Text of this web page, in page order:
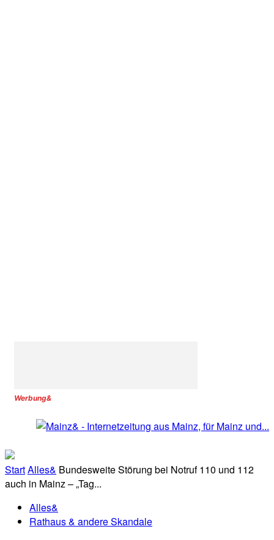
Werbung&
StartAlles& Bundesweite Störung bei Notruf 110 und 112
auch in Mainz – „Tag...
Alles&
Rathaus & andere Skandale